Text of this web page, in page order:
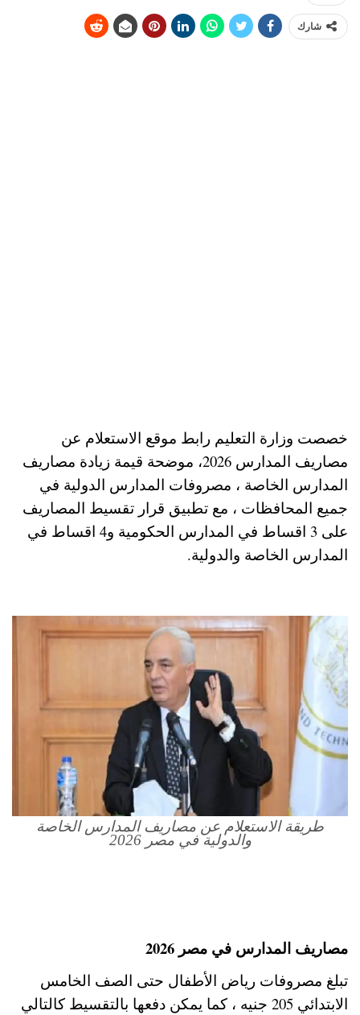
شارك
خصصت وزارة التعليم رابط موقع الاستعلام عن
مصاريف المدارس 2026، موضحة قيمة زيادة مصاريف
المدارس الخاصة ، مصروفات المدارس الدولية في
جميع المحافظات ، مع تطبيق قرار تقسيط المصاريف
على 3 اقساط في المدارس الحكومية و4 اقساط في
المدارس الخاصة والدولية.
طريقة الاستعلام عن مصاريف المدارس الخاصة
والدولية في مصر 2026
مصاريف المدارس في مصر 2026
تبلغ مصروفات رياض الأطفال حتى الصف الخامس
الابتدائي 205 جنيه ، كما يمكن دفعها بالتقسيط كالتالي